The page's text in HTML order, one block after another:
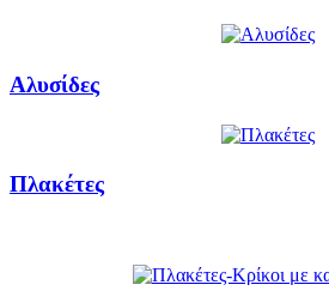
Αλυσίδες
Πλακέτες